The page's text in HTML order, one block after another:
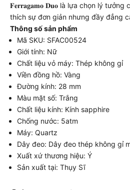
𝐅𝐞𝐫𝐫𝐚𝐠𝐚𝐦𝐨 𝐃𝐮𝐨 là lựa chọn lý tưởng
thích sự đơn giản nhưng đầy đẳng
Thông số sản phẩm
Mã SKU: SFAC00524
Giới tính: Nữ
Chất liệu vỏ máy: Thép không gỉ
Viền đồng hồ: Vàng
Đường kính: 28 mm
Màu mặt số: Trắng
Chất liệu kính: Kính sapphire
Chống nước: 5atm
Máy: Quartz
Dây đeo: Dây đeo thép không gỉ
Xuất xứ thương hiệu: Ý
Sản xuất tại: Thụy Sĩ